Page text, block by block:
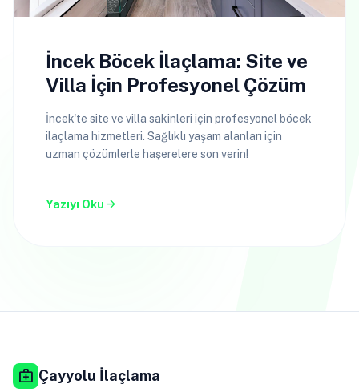
İncek Böcek İlaçlama: Site ve
Villa İçin Profesyonel Çözüm
İncek'te site ve villa sakinleri için profesyonel böcek
ilaçlama hizmetleri. Sağlıklı yaşam alanları için
uzman çözümlerle haşerelere son verin!
Yazıyı Oku arrow_forward
medical_services Çayyolu İlaçlama